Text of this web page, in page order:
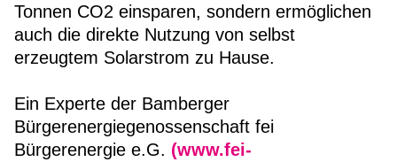
Tonnen CO2 einsparen, sondern ermöglichen
auch die direkte Nutzung von selbst
erzeugtem Solarstrom zu Hause.
Ein Experte der Bamberger
Bürgerenergiegenossenschaft fei
Bürgerenergie e.G. (www.fei-